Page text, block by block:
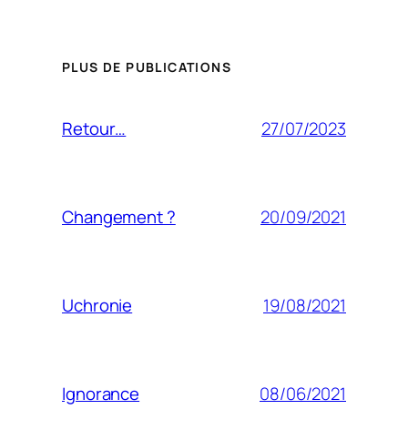
PLUS DE PUBLICATIONS
Retour… 27/07/2023
Changement ? 20/09/2021
Uchronie 19/08/2021
Ignorance 08/06/2021